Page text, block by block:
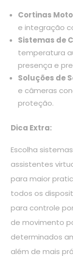
Cortinas
e integração
Sistemas de
temperatura
presença e
Soluções de
e câmeras
proteção.
Dica Extra:
Escolha
assistentes
para maior
todos os
para controle
de movimento
determinados
além de mais